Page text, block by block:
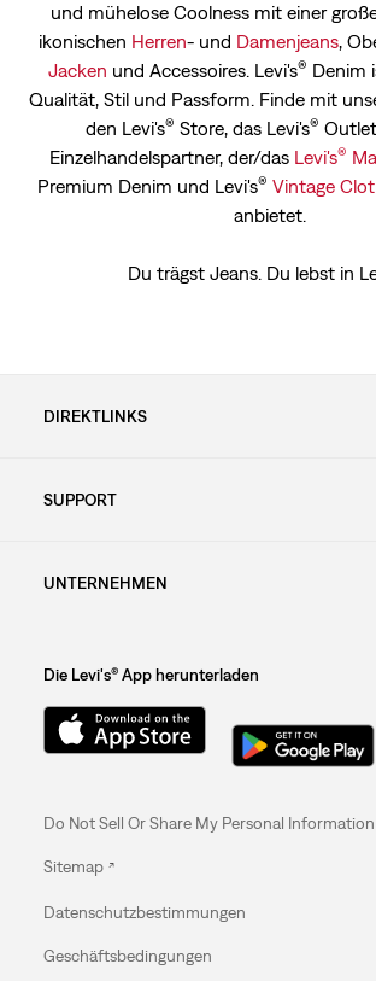
und mühelose Coolness mit einer
ikonischen Herren- und Damenjeans,
Jacken und Accessoires. Levi's® Denim
Qualität, Stil und Passform. Finde mit
den Levi's® Store, das Levi's®
Einzelhandelspartner, der/das Levi's®
Premium Denim und Levi's® Vintage
anbietet.
Du trägst Jeans. Du lebst in
DIREKTLINKS
SUPPORT
UNTERNEHMEN
Die Levi's® App herunterladen
Do Not Sell Or Share My Personal Information
Sitemap
Datenschutzbestimmungen
Geschäftsbedingungen